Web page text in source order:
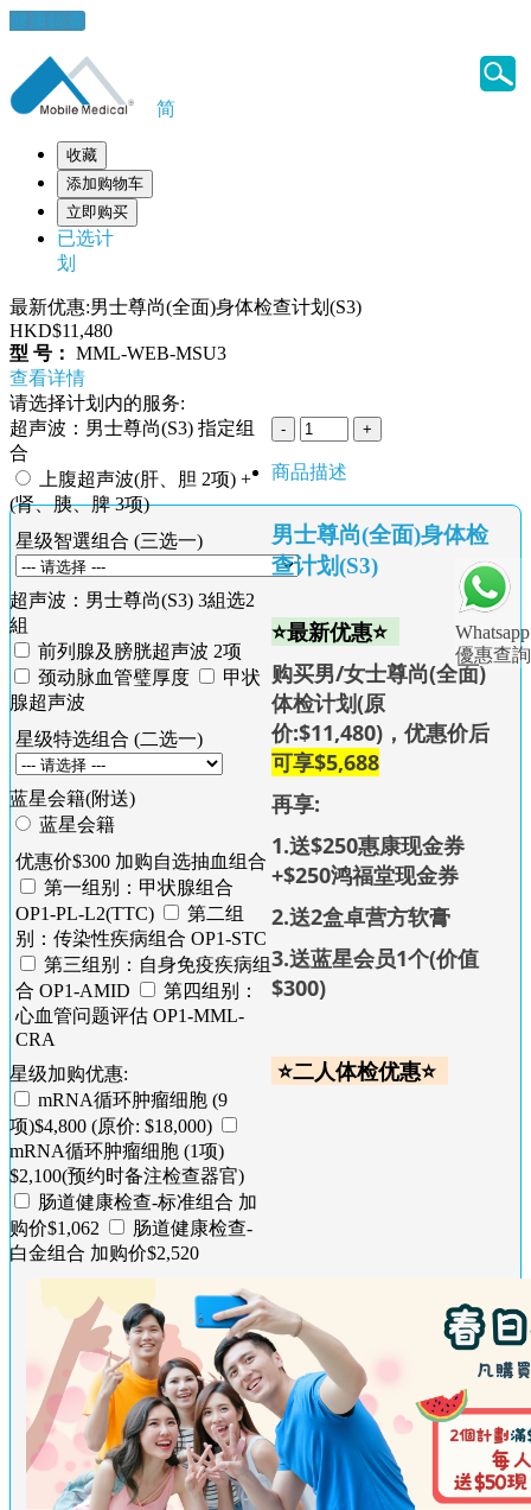
健康錦囊
Whatsapp
優惠查詢
简
收藏
添加购物车
立即购买
已选计
划
最新优惠:男士尊尚(全面)身体检查计划(S3)
HKD$11,480
型 号： MML-WEB-MSU3
查看详情
请选择计划内的服务:
超声波：男士尊尚(S3) 指定组
合
上腹超声波(肝、胆 2项) +
(肾、胰、脾 3项)
星级智選组合 (三选一)
超声波：男士尊尚(S3) 3組选2
組
前列腺及膀胱超声波 2项
颈动脉血管璧厚度
甲状
腺超声波
星级特选组合 (二选一)
蓝星会籍(附送)
蓝星会籍
优惠价$300 加购自选抽血组合
第一组别：甲状腺组合
OP1-PL-L2(TTC)
第二组
别：传染性疾病组合 OP1-STC
第三组别：自身免疫疾病组
合 OP1-AMID
第四组别：
心血管问题评估 OP1-MML-
CRA
星级加购优惠:
mRNA循环肿瘤细胞 (9
项)$4,800 (原价: $18,000)
mRNA循环肿瘤细胞 (1项)
$2,100(预约时备注检查器官)
肠道健康检查-标准组合 加
购价$1,062
肠道健康检查-
白金组合 加购价$2,520
商品描述
男士尊尚(全面)身体检
查计划(S3)
⭐最新优惠⭐
购买男/女士尊尚(全面)
体检计划(原
价:$11,480)，优惠价后
可享$5,688
再享:
1.送$250惠康现金券
+$250鸿福堂现金券
2.送2盒卓营方软膏
3.送蓝星会员1个(价值
$300)
⭐二人体检优惠⭐